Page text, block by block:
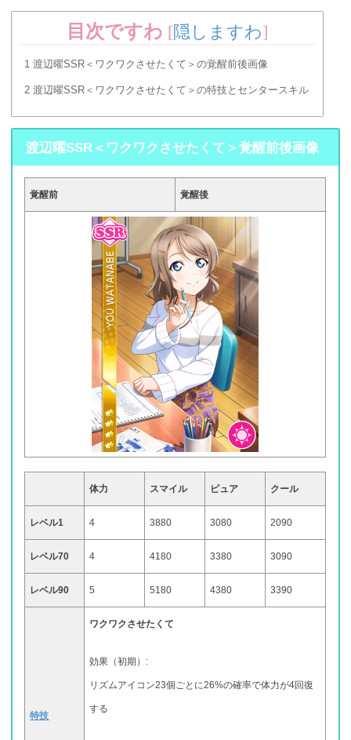
目次ですわ [隠しますわ]
1 渡辺曜SSR＜ワクワクさせたくて＞の覚醒前後画像
2 渡辺曜SSR＜ワクワクさせたくて＞の特技とセンタースキル
渡辺曜SSR＜ワクワクさせたくて＞覚醒前後画像
覚醒前 覚醒後
体力 スマイル ピュア クール
レベル1 4 3880 3080 2090
レベル70 4 4180 3380 3090
レベル90 5 5180 4380 3390
特技
ワクワクさせたくて
効果（初期）:
リズムアイコン23個ごとに26%の確率で体力が4回復
する